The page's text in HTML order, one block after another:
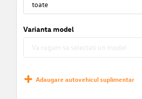
Varianta model
Adaugare autovehicul suplimentar